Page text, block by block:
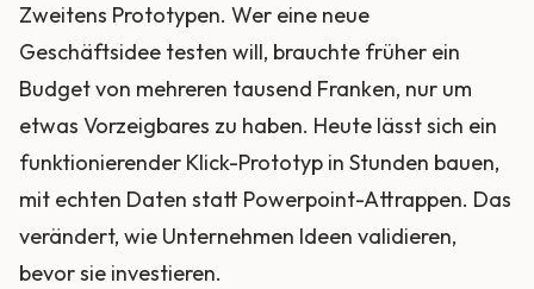
Zweitens Prototypen. Wer eine neue
Geschäftsidee testen will, brauchte früher ein
Budget von mehreren tausend Franken, nur um
etwas Vorzeigbares zu haben. Heute lässt sich ein
funktionierender Klick-Prototyp in Stunden bauen,
mit echten Daten statt Powerpoint-Attrappen. Das
verändert, wie Unternehmen Ideen validieren,
bevor sie investieren.